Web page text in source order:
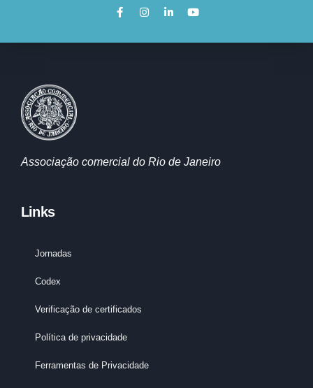
Associação comercial do Rio de Janeiro
Links
Jornadas
Codex
Verificação de certificados
Política de privacidade
Ferramentas de Privacidade